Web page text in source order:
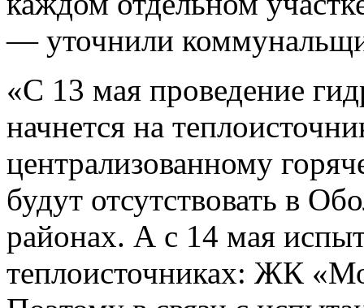
— уточнили
«С 13 мая проведение
начнется на
централизованному
будут отсутствовать в
районах. А с 14 мая
теплоисточниках: ЖК